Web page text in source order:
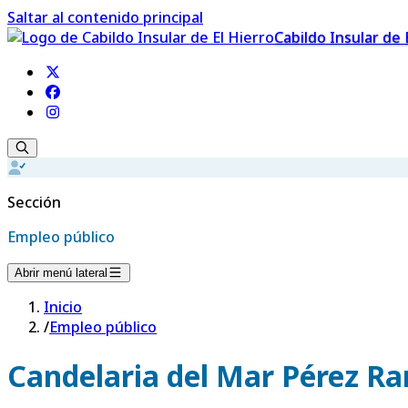
Saltar al contenido principal
Cabildo Insular de
Sección
Empleo público
Abrir menú lateral
Inicio
/Empleo público
Candelaria del Mar Pérez